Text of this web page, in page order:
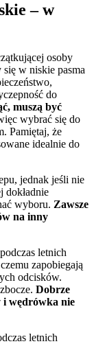
– w
osoby
w niskie pasma
do
muszą być
wybrać się do
Pamiętaj, że
idealnie do
jednak jeśli nie
dokładnie
wyboru. Zawsze
na inny
letnich
zapobiegają
odcisków.
Dobrze
i wędrówka nie
letnich